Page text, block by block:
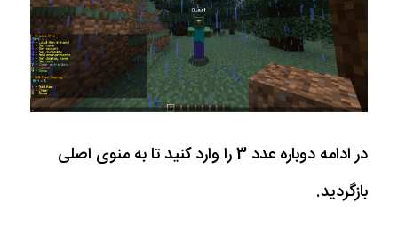
در ادامه دوباره عدد 3 را وارد کنید تا به منوی اصلی
بازگردید.